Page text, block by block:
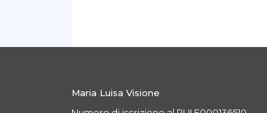
Maria Luisa Visione